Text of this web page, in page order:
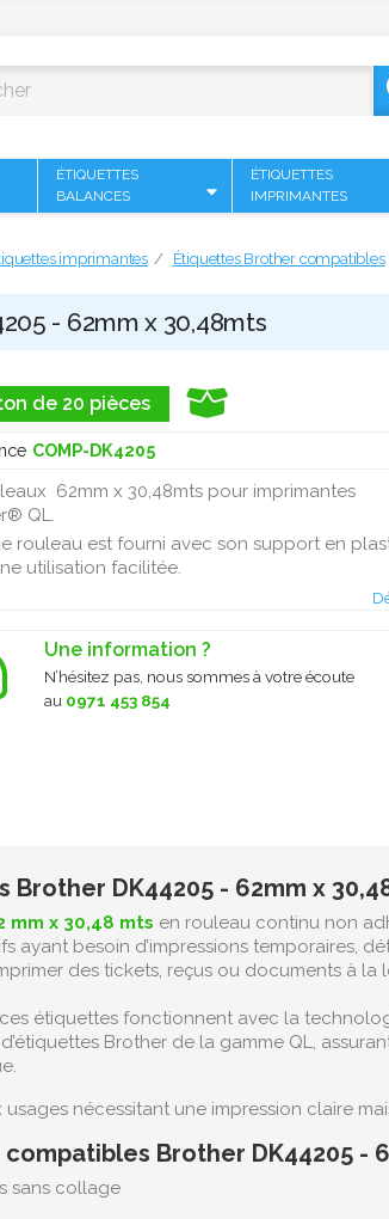
ÉTIQUETTES
BALANCES
ÉTIQUETTES
IMPRIMANTES
imprimantes Étiquettes Brother compatibles
- 62mm x 30,48mts
de 20 pièces
COMP-DK4205
62mm x 30,48mts pour imprimantes
QL.
rouleau est fourni avec son support en
utilisation facilitée.
Une information ?
N’hésitez pas, nous sommes à votre écoute
au 0971 453 854
DK44205 - 62mm x
x 30,48 mts en rouleau continu non
ayant besoin d’impressions temporaires,
des tickets, reçus ou documents à
étiquettes fonctionnent avec la
Brother de la gamme QL,
nécessitant une impression claire
Brother DK44205 -
sans collage